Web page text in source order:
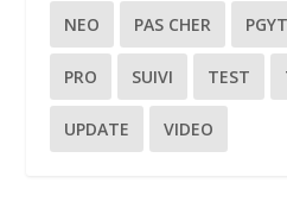
NEO PAS CHER
PRO SUIVI TEST
UPDATE VIDEO